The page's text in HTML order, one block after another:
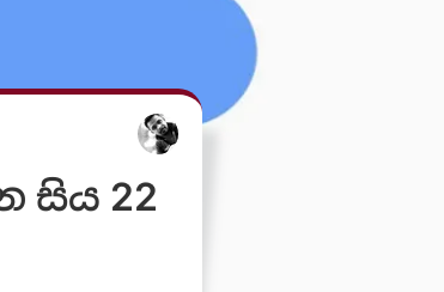
සිය 22